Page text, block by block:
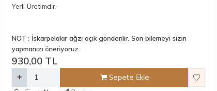
Yerli Üretimdir.
NOT : İskarpelalar ağzı açık gönderilir. Son bilemeyi sizin
yapmanızı öneriyoruz.
930,00 TL
Sepete Ekle